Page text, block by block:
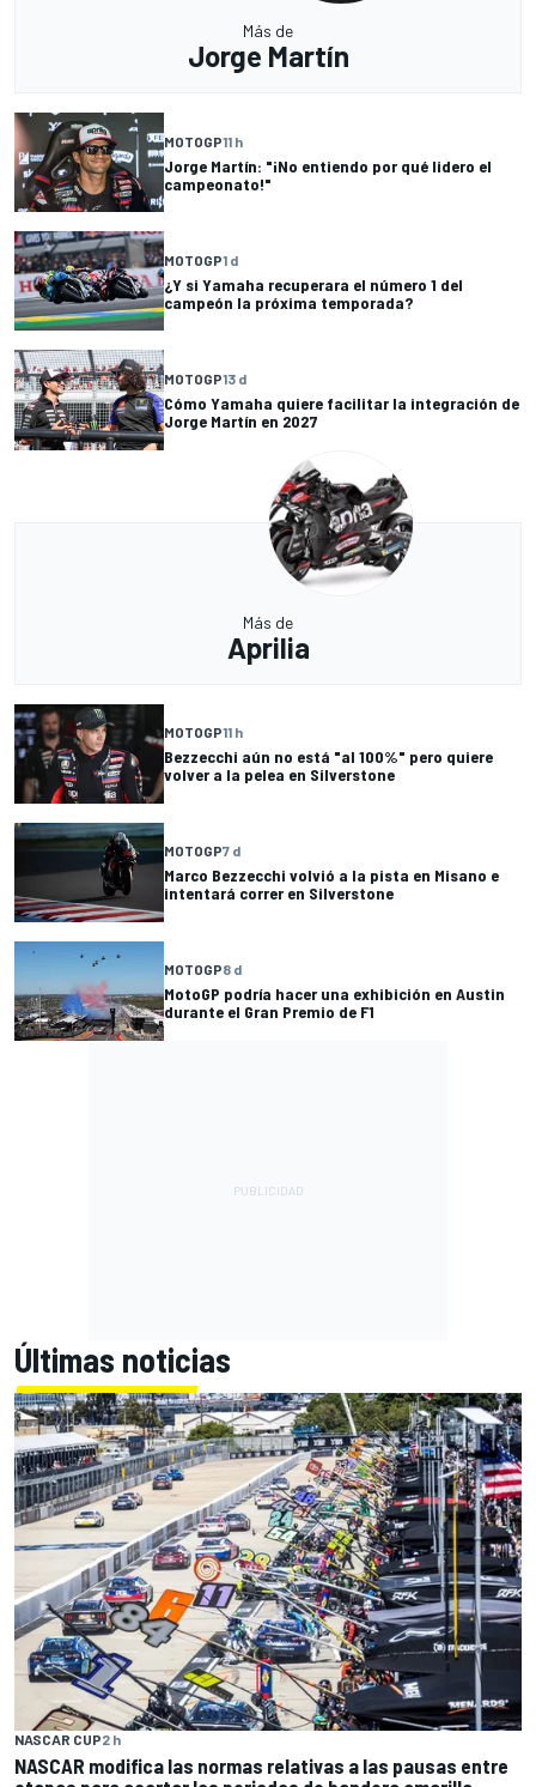
Más de
Jorge Martín
MOTOGP11 h
Jorge Martín: "¡No entiendo por qué lidero el
campeonato!"
MOTOGP1 d
¿Y si Yamaha recuperara el número 1 del
campeón la próxima temporada?
MOTOGP13 d
Cómo Yamaha quiere facilitar la integración de
Jorge Martín en 2027
Más de
Aprilia
MOTOGP11 h
Bezzecchi aún no está "al 100%" pero quiere
volver a la pelea en Silverstone
MOTOGP7 d
Marco Bezzecchi volvió a la pista en Misano e
intentará correr en Silverstone
MOTOGP8 d
MotoGP podría hacer una exhibición en Austin
durante el Gran Premio de F1
Últimas noticias
NASCAR CUP2 h
NASCAR modifica las normas relativas a las pausas entre